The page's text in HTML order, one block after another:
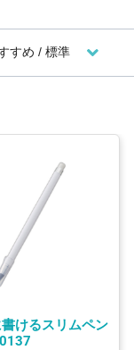
けるスリムペン